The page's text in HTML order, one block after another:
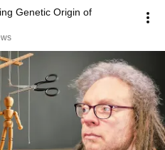
Genetic Origin of